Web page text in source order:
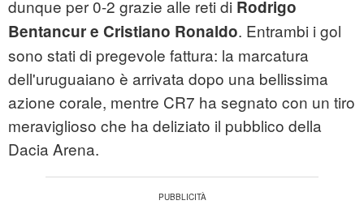
dunque per 0-2 grazie alle reti di Rodrigo
Bentancur e Cristiano Ronaldo. Entrambi i gol
sono stati di pregevole fattura: la marcatura
dell'uruguaiano è arrivata dopo una bellissima
azione corale, mentre CR7 ha segnato con un tiro
meraviglioso che ha deliziato il pubblico della
Dacia Arena.